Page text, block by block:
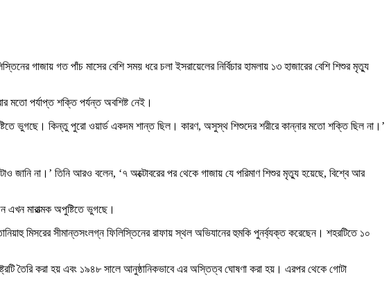
গাজায় গত পাঁচ মাসের বেশি সময় ধরে চলা ইসরায়েলের নির্বিচার হামলায় ১৩ হাজারের বেশি শিশুর মৃত্যু
মতো পর্যাপ্ত শক্তি পর্যন্ত অবশিষ্ট নেই।
ভুগছে। কিন্তু পুরো ওয়ার্ড একদম শান্ত ছিল। কারণ, অসুস্থ শিশুদের শরীরে কান্নার মতো শক্তি ছিল না।’
না।’ তিনি আরও বলেন, ‘৭ অক্টোবরের পর থেকে গাজায় যে পরিমাণ শিশুর মৃত্যু হয়েছে, বিশ্বে আর
এখন মারাত্মক অপুষ্টিতে ভুগছে।
মিসরের সীমান্তসংলগ্ন ফিলিস্তিনের রাফায় স্থল অভিযানের হুমকি পুনর্ব্যক্ত করেছেন। শহরটিতে ১০
তৈরি করা হয় এবং ১৯৪৮ সালে আনুষ্ঠানিকভাবে এর অস্তিত্ব ঘোষণা করা হয়। এরপর থেকে গোটা